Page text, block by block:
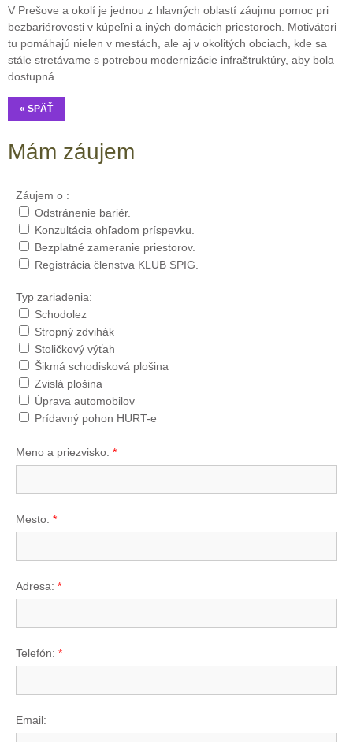
V Prešove a okolí je jednou z hlavných oblastí záujmu pomoc pri
bezbariérovosti v kúpeľni a iných domácich priestoroch. Motivátori
tu pomáhajú nielen v mestách, ale aj v okolitých obciach, kde sa
stále stretávame s potrebou modernizácie infraštruktúry, aby bola
dostupná.
« SPÄŤ
Mám záujem
Záujem o :
Odstránenie bariér.
Konzultácia ohľadom príspevku.
Bezplatné zameranie priestorov.
Registrácia členstva KLUB SPIG.
Typ zariadenia:
Schodolez
Stropný zdvihák
Stoličkový výťah
Šikmá schodisková plošina
Zvislá plošina
Úprava automobilov
Prídavný pohon HURT-e
Meno a priezvisko: *
Mesto: *
Adresa: *
Telefón: *
Email: